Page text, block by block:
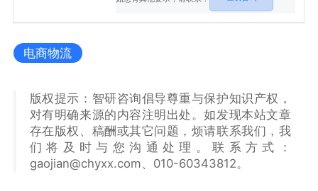
电商物流
版权提示：智研咨询倡导尊重与保护知识产权，
对有明确来源的内容注明出处。如发现本站文章
存在版权、稿酬或其它问题，烦请联系我们，我
们将及时与您沟通处理。联系方式：
gaojian@chyxx.com、010-60343812。